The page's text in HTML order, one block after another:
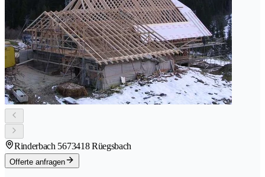
Rinderbach 5673418 Rüegsbach
Offerte anfragen